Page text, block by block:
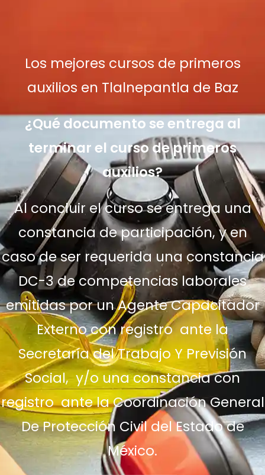
Los mejores cursos de primeros
auxilios en Tlalnepantla de Baz
¿Qué documento se entrega al
terminar el curso de primeros
auxilios?
Al concluir el curso se entrega una
constancia de participación, y en
caso de ser requerida una constancia
DC-3 de competencias laborales
emitidas por un Agente Capacitador
Externo con registro ante la
Secretaría del Trabajo Y Previsión
Social, y/o una constancia con
registro ante la Coordinación General
De Protección Civil del Estado de
México.